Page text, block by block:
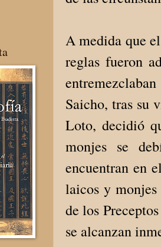
A medida que
reglas fueron
Saicho, tras su
Loto, decidió
monjes se
encuentran en
laicos y
de los
se alcanzan